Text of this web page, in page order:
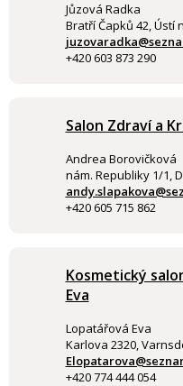
Jůzová Radka
Bratří Čapků 42, Ústí
+420 603 873 290
Salon Zdraví a
Andrea Borovičková
nám. Republiky 1/1,
+420 605 715 862
Kosmetický
Eva
Lopatářová Eva
Karlova 2320,
+420 774 444 054